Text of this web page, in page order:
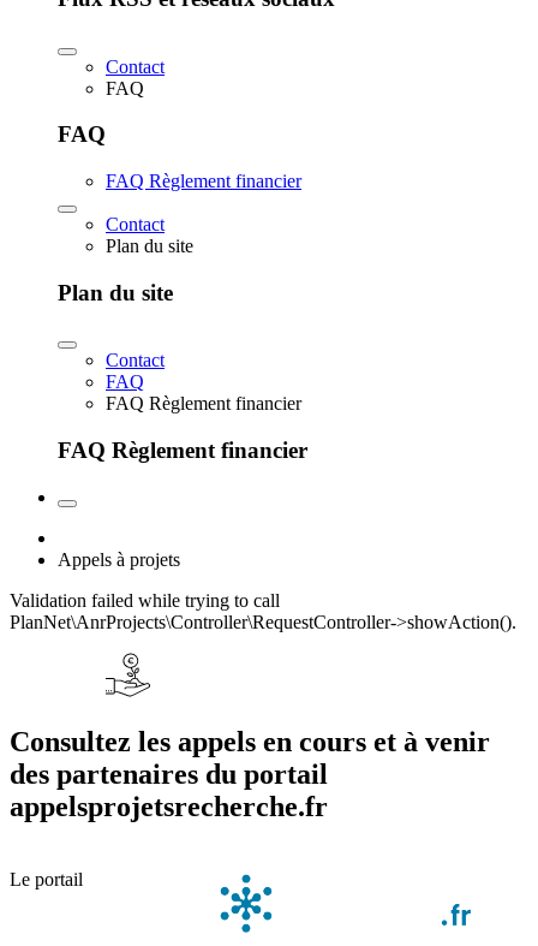
Contact
FAQ
FAQ
FAQ Règlement financier
Contact
Plan du site
Plan du site
Contact
FAQ
FAQ Règlement financier
FAQ Règlement financier
Appels à projets
Validation failed while trying to call
PlanNet\AnrProjects\Controller\RequestController->showAction().
Consultez les appels en cours et à venir
des partenaires du portail
appelsprojetsrecherche.fr
Le portail